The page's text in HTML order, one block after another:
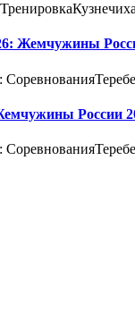
Жемчужины
России